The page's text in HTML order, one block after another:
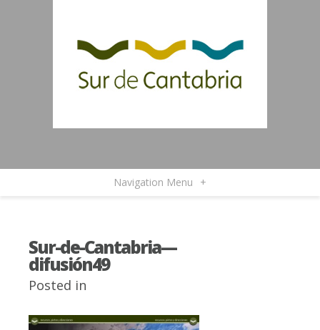
Navigation Menu +
Sur-de-Cantabria—
difusión49
Posted in